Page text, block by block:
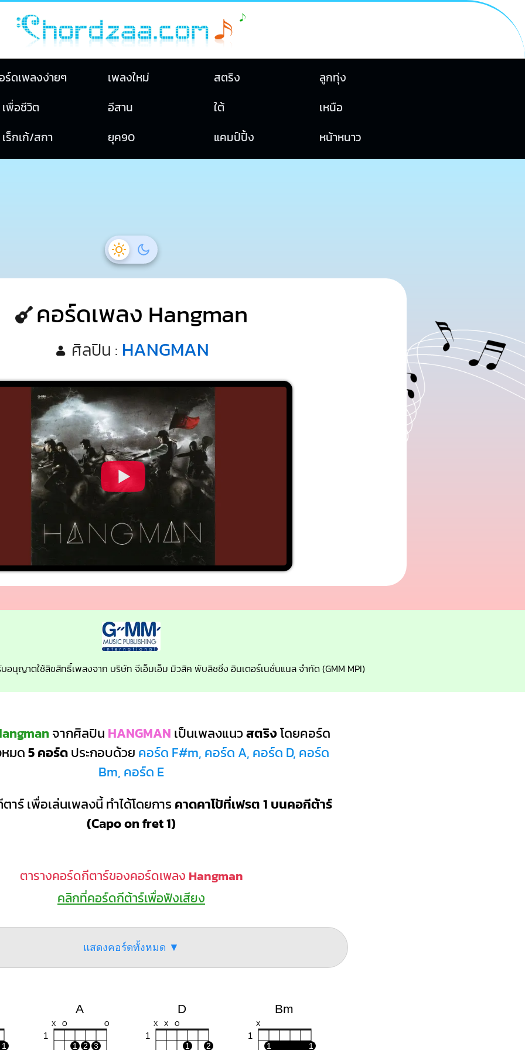
ร์ดเพลงง่ายๆ เพลงใหม่ สตริง
ลูกทุ่ง
เพื่อชีวิต
อีสาน ใต้
เหนือ
เร็กเก้/สกา
ยุค90 แคมป์ปิ้ง หน้าหนาว
คอร์ดเพลง Hangman
ศิลปิน : HANGMAN
อนุญาตใช้ลิขสิทธิ์เพลงจาก บริษัท จีเอ็มเอ็ม มิวสิค พับลิชชิ่ง อินเตอร์เนชั่นแนล จำกัด (GMM MPI)
จากศิลปิน HANGMAN เป็นเพลงแนวสตริงโดยคอร์ด
หมด5 คอร์ดประกอบด้วย คอร์ด F#m, คอร์ด A, คอร์ด D, คอร์ด
Bm, คอร์ด E
าร์ เพื่อเล่นเพลงนี้ ทำได้โดยการ คาดคาโป้ที่เฟรต 1 บนคอกีต้าร์
(Capo on fret 1)
ตารางคอร์ดกีตาร์ของคอร์ดเพลง Hangman
คลิกที่คอร์ดกีต้าร์เพื่อฟังเสียง
แสดงคอร์ดทั้งหมด ▼
1
A
X O O
1
1 2 3
D
X X O
1
1
2
Bm
X
1
1
1